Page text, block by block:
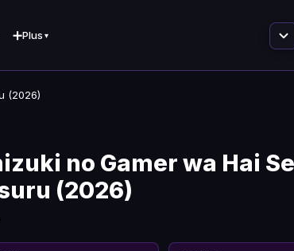
➕Plus ▾
(2026)
no Gamer wa Hai
(2026)